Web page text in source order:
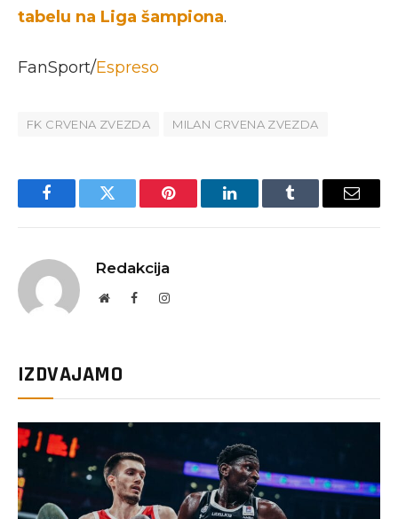
tabelu na Liga šampiona.
FanSport/Espreso
FK CRVENA ZVEZDA MILAN CRVENA ZVEZDA
FacebookTwitter Pinterest LinkedInTumblr Email
Redakcija
WebsiteFacebookInstagram
IZDVAJAMO